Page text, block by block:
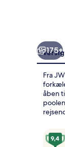
175+
Fra
åben